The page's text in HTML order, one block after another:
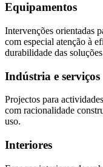
Equipamentos
Intervenções orientadas
com especial atenção à
durabilidade das
Indústria e serviços
Projectos para
com racionalidade
uso.
Interiores